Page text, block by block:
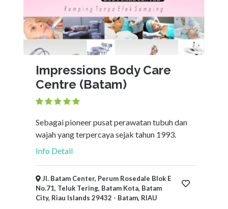
Impressions Body Care
Centre (Batam)
Sebagai pioneer pusat perawatan tubuh dan
wajah yang terpercaya sejak tahun 1993.
Info Detail
Jl. Batam Center, Perum Rosedale Blok E
No.71, Teluk Tering, Batam Kota, Batam
City, Riau Islands 29432 - Batam, RIAU